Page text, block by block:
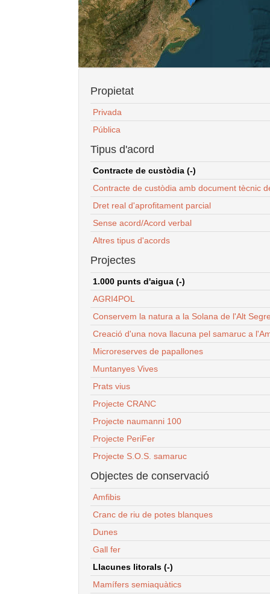
Propietat
Privada
Pública
Tipus d'acord
Contracte de custòdia (-)
Contracte de custòdia amb document tècnic
Dret real d'aprofitament parcial
Sense acord/Acord verbal
Altres tipus d'acords
Projectes
1.000 punts d'aigua (-)
AGRI4POL
Conservem la natura a la Solana de l'Alt
Creació d'una nova llacuna pel samaruc a
Microreserves de papallones
Muntanyes Vives
Prats vius
Projecte CRANC
Projecte naumanni 100
Projecte PeriFer
Projecte S.O.S. samaruc
Objectes de conservació
Amfibis
Cranc de riu de potes blanques
Dunes
Gall fer
Llacunes litorals (-)
Mamífers semiaquàtics